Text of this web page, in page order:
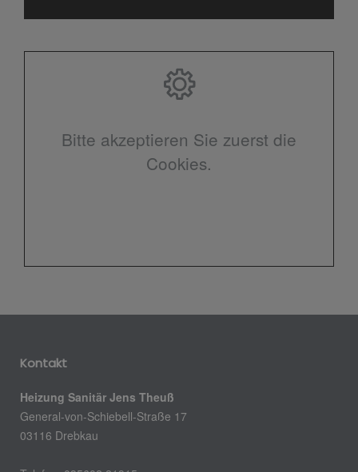
Bitte akzeptieren Sie zuerst die
Cookies.
Kontakt
Heizung Sanitär Jens Theuß
General-von-Schiebell-Straße 17
03116 Drebkau